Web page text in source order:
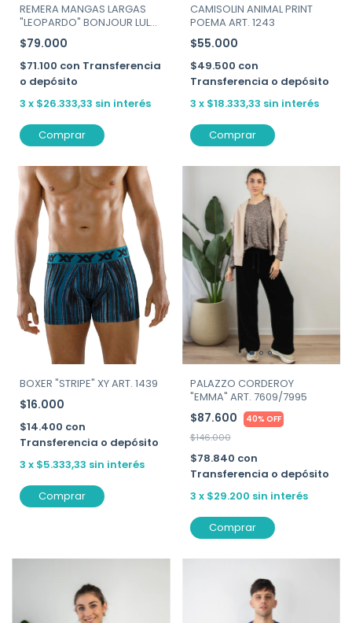
REMERA MANGAS LARGAS
"LEOPARDO" BONJOUR LULU
ART. 7958
$79.000
$71.100 con Transferencia
o depósito
3 x $26.333,33 sin interés
Comprar
CAMISOLIN ANIMAL PRINT
POEMA ART. 1243
$55.000
$49.500 con
Transferencia o depósito
3 x $18.333,33 sin interés
Comprar
BOXER "STRIPE" XY ART. 1439
$16.000
$14.400 con
Transferencia o depósito
3 x $5.333,33 sin interés
Comprar
PALAZZO CORDEROY
"EMMA" ART. 7609/7995
$87.600 40% OFF
$146.000
$78.840 con
Transferencia o depósito
3 x $29.200 sin interés
Comprar